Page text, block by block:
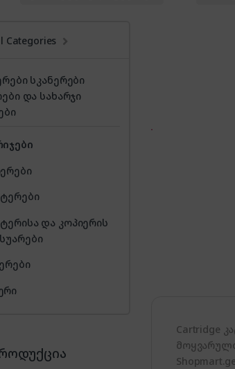
Cartridge
Categories
სკანერები
და სახარჯი
და კოპიერის